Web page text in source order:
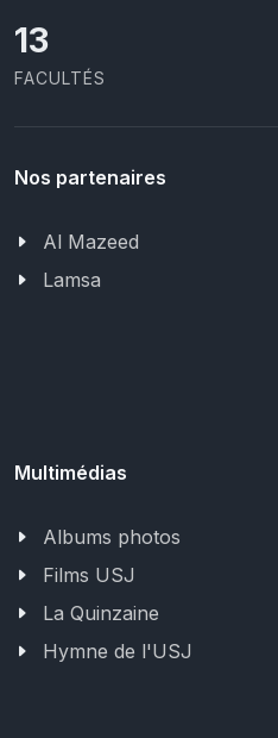
13
FACULTÉS
Nos partenaires
Al Mazeed
Lamsa
Multimédias
Albums photos
Films USJ
La Quinzaine
Hymne de l'USJ